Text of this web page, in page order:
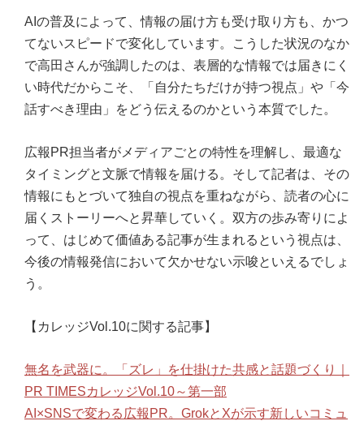
AIの普及によって、情報の届け方も受け取り方も、かつ
てないスピードで変化しています。こうした状況のなか
で高田さんが強調したのは、表層的な情報では届きにく
い時代だからこそ、「自分たちだけが持つ視点」や「今
話すべき理由」をどう伝えるのかという本質でした。
広報PR担当者がメディアごとの特性を理解し、最適な
タイミングと文脈で情報を届ける。そして記者は、その
情報にもとづいて独自の視点を重ねながら、読者の心に
届くストーリーへと昇華していく。双方の歩み寄りによ
って、はじめて価値ある記事が生まれるという視点は、
今後の情報発信において欠かせない示唆といえるでしょ
う。
【カレッジVol.10に関する記事】
無名を武器に。「ズレ」を仕掛けた共感と話題づくり｜
PR TIMESカレッジVol.10～第一部
AI×SNSで変わる広報PR。GrokとXが示す新しいコミュ